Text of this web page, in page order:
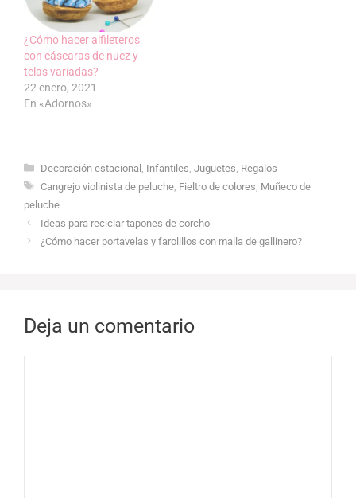
¿Cómo hacer alfileteros
con cáscaras de nuez y
telas variadas?
22 enero, 2021
En «Adornos»
Categorías
Decoración estacional Infantiles Juguetes Regalos
Etiquetas
Cangrejo violinista de peluche, Fieltro de colores Muñeco de
peluche
Ideas para reciclar tapones de corcho
¿Cómo hacer portavelas y farolillos con malla de gallinero?
Deja un comentario